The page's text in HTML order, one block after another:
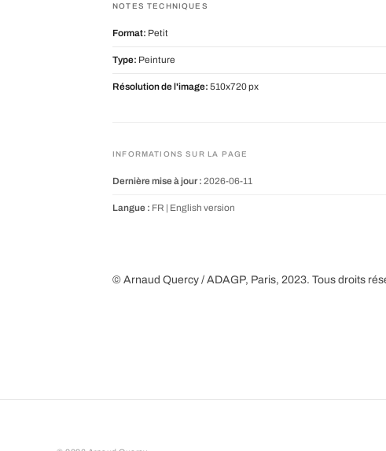
NOTES TECHNIQUES
Format: Petit
Type: Peinture
Résolution de l'image: 510x720 px
INFORMATIONS SUR LA PAGE
Dernière mise à jour : 2026-06-11
Langue : FR | English version
© Arnaud Quercy / ADAGP, Paris, 2023. Tous droits